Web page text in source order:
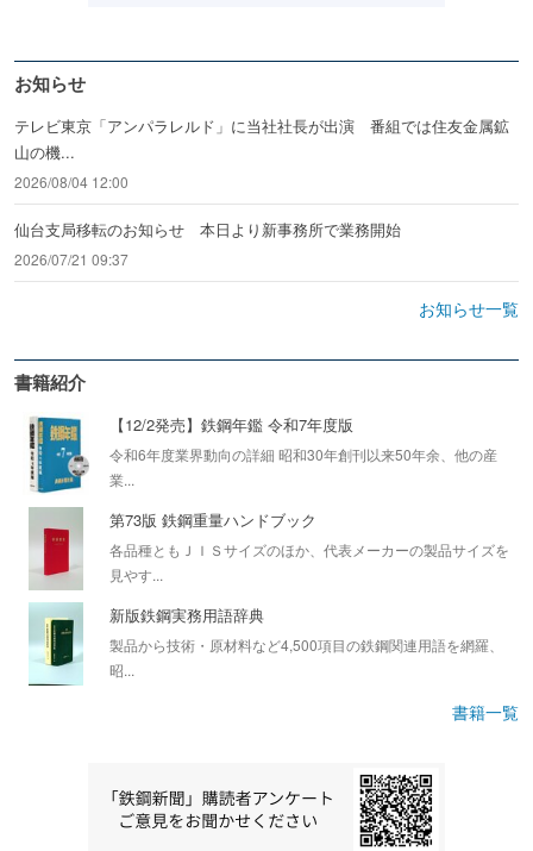
お知らせ
テレビ東京「アンパラレルド」に当社社長が出演 番組では住友金属鉱
山の機...
2026/08/04 12:00
仙台支局移転のお知らせ 本日より新事務所で業務開始
2026/07/21 09:37
お知らせ一覧
書籍紹介
【12/2発売】鉄鋼年鑑 令和7年度版
令和6年度業界動向の詳細 昭和30年創刊以来50年余、他の産
業...
第73版 鉄鋼重量ハンドブック
各品種ともＪＩＳサイズのほか、代表メーカーの製品サイズを
見やす...
新版鉄鋼実務用語辞典
製品から技術・原材料など4,500項目の鉄鋼関連用語を網羅、
昭...
書籍一覧